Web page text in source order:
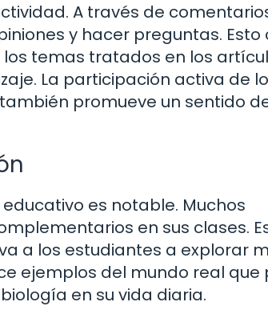
A través de
y hacer preguntas. Esto
temas tratados en los
La participación activa de
promueve un sentido
es notable. Muchos
en sus clases.
a los estudiantes a explorar
ejemplos del mundo real que
en su vida diaria.